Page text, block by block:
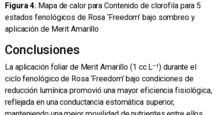
Figura 4. Mapa de calor para Contenido de clorofila para 5
estados fenológicos de Rosa ‘Freedom’ bajo sombreo y
aplicación de Merit Amarillo
Conclusiones
La aplicación foliar de Merit Amarillo (1 cc L⁻¹) durante el
ciclo fenológico de Rosa ‘Freedom’ bajo condiciones de
reducción lumínica promovió una mayor eficiencia fisiológica,
reflejada en una conductancia estomática superior,